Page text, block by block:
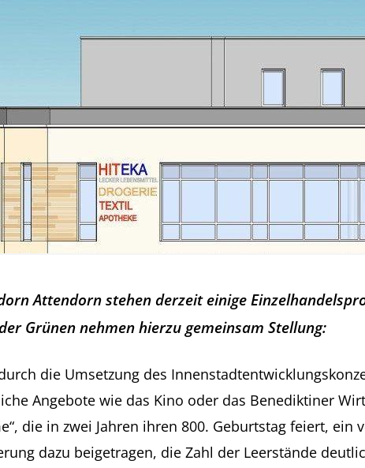
Attendorn stehen derzeit einige
Grünen nehmen hierzu gemeinsam Stellung:
die Umsetzung des
Angebote wie das Kino oder das Benediktiner
die in zwei Jahren ihren 800. Geburtstag feiert,
dazu beigetragen, die Zahl der Leerstände